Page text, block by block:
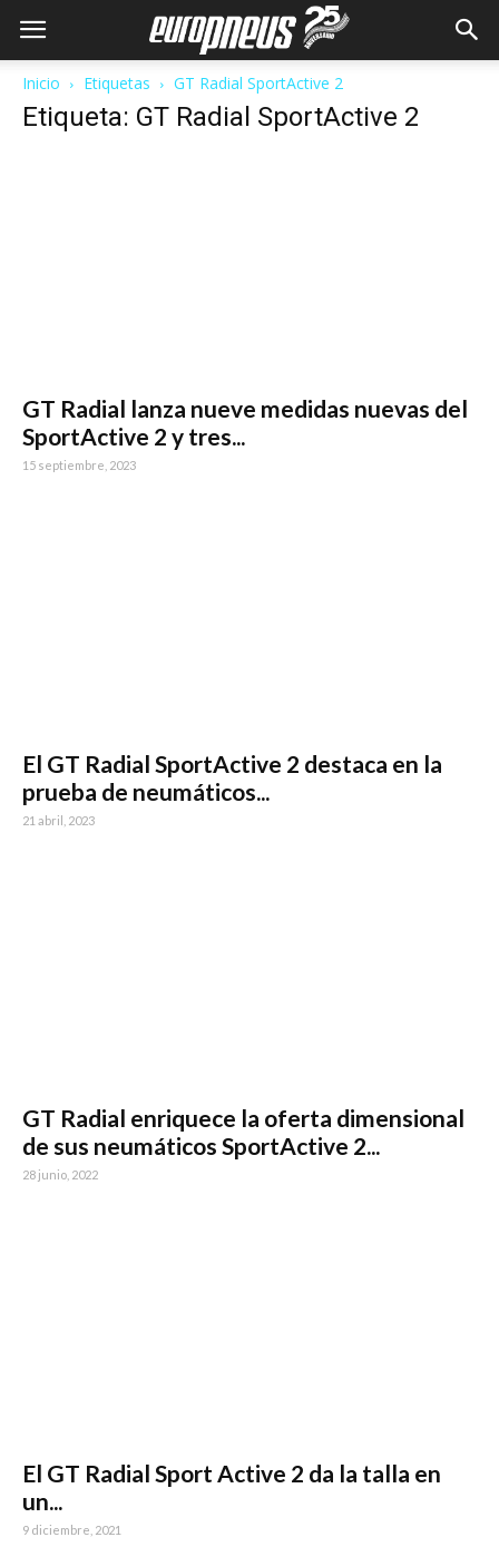
Inicio Etiquetas GT Radial SportActive 2
Etiqueta: GT Radial SportActive 2
GT Radial lanza nueve medidas nuevas del
SportActive 2 y tres...
15 septiembre, 2023
El GT Radial SportActive 2 destaca en la
prueba de neumáticos...
21 abril, 2023
GT Radial enriquece la oferta dimensional
de sus neumáticos SportActive 2...
28 junio, 2022
El GT Radial Sport Active 2 da la talla en
un...
9 diciembre, 2021